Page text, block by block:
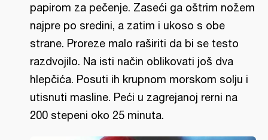
papirom za pečenje. Zaseći ga oštrim nožem
najpre po sredini, a zatim i ukoso s obe
strane. Proreze malo raširiti da bi se testo
razdvojilo. Na isti način oblikovati još dva
hlepčića. Posuti ih krupnom morskom solju i
utisnuti masline. Peći u zagrejanoj rerni na
200 stepeni oko 25 minuta.